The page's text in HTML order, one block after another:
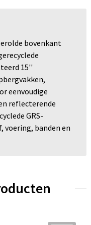
bovenkant
15''
eenvoudige
reflecterende
GRS-
banden en